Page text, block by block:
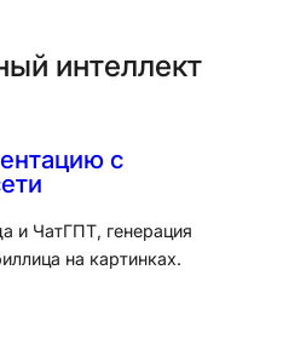
интеллект
с
и ЧатГПТ, генерация
на картинках.